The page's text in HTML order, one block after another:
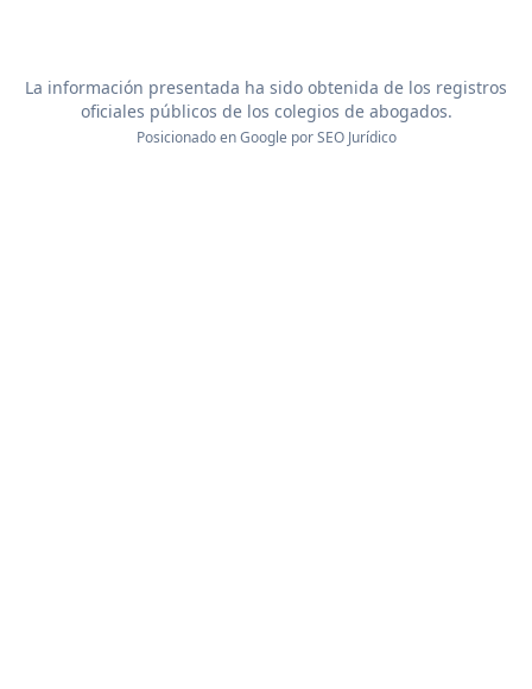
La información presentada ha sido obtenida de los registros
oficiales públicos de los colegios de abogados.
Posicionado en Google porSEO Jurídico